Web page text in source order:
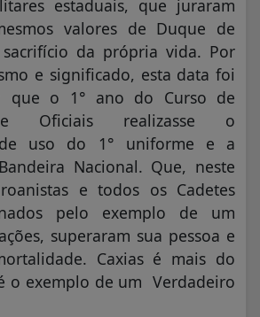
estaduais, que juraram
valores de Duque de
da própria vida. Por
e significado, esta data foi
que o 1° ano do Curso de
Oficiais realizasse o
de uso do 1° uniforme e a
Nacional. Que, neste
e todos os Cadetes
pelo exemplo de um
superaram sua pessoa e
Caxias é mais do
o exemplo de um Verdadeiro